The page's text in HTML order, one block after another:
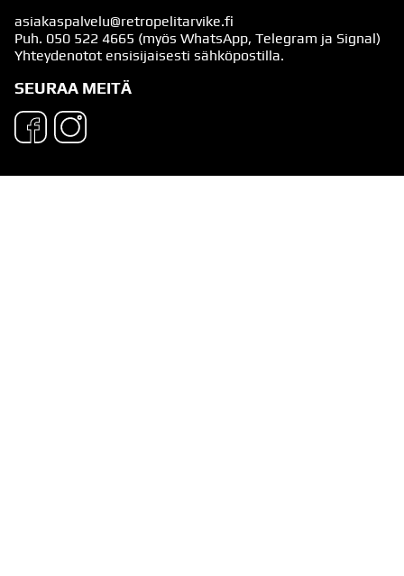
asiakaspalvelu@retropelitarvike.fi
Puh. 050 522 4665 (myös WhatsApp, Telegram ja Signal)
Yhteydenotot ensisijaisesti sähköpostilla.
SEURAA MEITÄ